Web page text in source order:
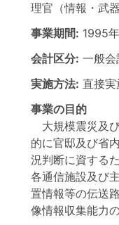
理官（情報・武
事業期間: 1995年
会計区分: 一般会
実施方法: 直接実
事業の目的
大規模震災及
的に官邸及び省
況判断に資する
各通信施設及び
置情報等の伝送
像情報収集能力